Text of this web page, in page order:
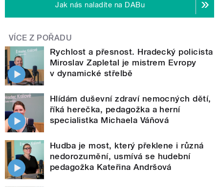
Jak nás naladíte na DABu
VÍCE Z POŘADU
Rychlost a přesnost. Hradecký policista
Miroslav Zapletal je mistrem Evropy
v dynamické střelbě
Hlídám duševní zdraví nemocných dětí,
říká herečka, pedagožka a herní
specialistka Michaela Váňová
Hudba je most, který překlene i různá
nedorozumění, usmívá se hudební
pedagožka Kateřina Andršová